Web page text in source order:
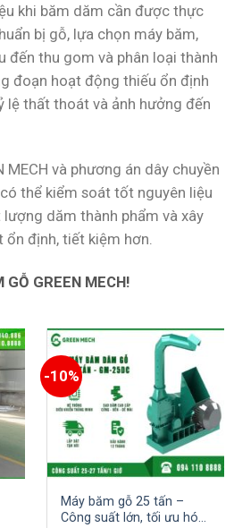
khi băm dăm cần được thực
bị gỗ, lựa chọn máy băm,
đến thu gom và phân loại thành
đoạn hoạt động thiếu ổn định
lệ thất thoát và ảnh hưởng đến
MECH và phương án dây chuyền
thể kiểm soát tốt nguyên liệu
dăm thành phẩm và xây
ổn định, tiết kiệm hơn.
GỖ GREEN MECH!
-10%
Máy băm gỗ 25 tấn –
Công suất lớn, tối ưu hóa